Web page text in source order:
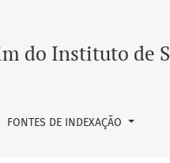
do Instituto de
FONTES DE INDEXAÇÃO